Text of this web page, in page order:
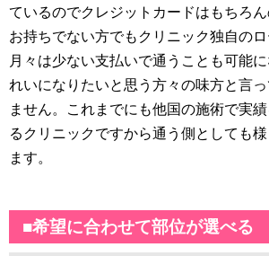
ているのでクレジットカードはもちろ
お持ちでない方でもクリニック独自のロ
月々は少ない支払いで通うことも可能
れいになりたいと思う方々の味方と言
ません。これまでにも他国の施術で実
るクリニックですから通う側としても
ます。
■希望に合わせて部位が選べる